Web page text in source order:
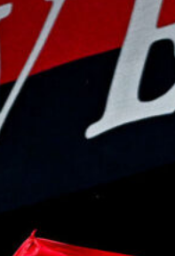
6 Agosto 2026
Contenzioso
Tribunale di
patron
6 Agosto 2026